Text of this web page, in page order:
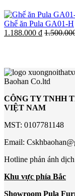
Ghế ăn Pula GA01-H
1.188.000 đ
Baohan Co.ltd
CÔNG TY TNHH
VIỆT NAM
MST: 0107781148
Email:
Hotline phản ánh
Khu vực phía Bắc
Showroom Pula